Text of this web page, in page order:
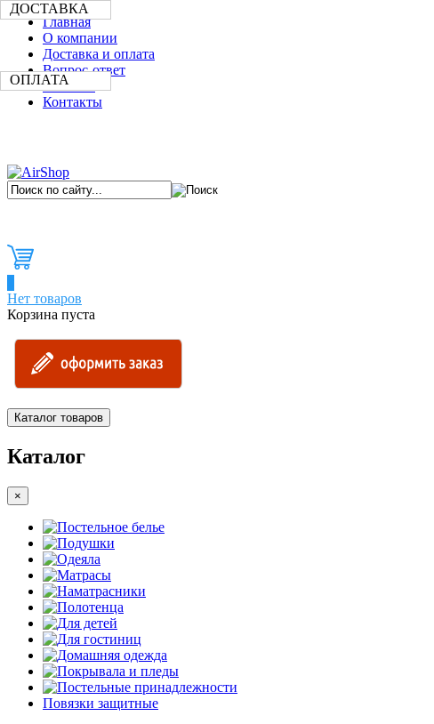
Главная
О компании
Доставка и оплата
Вопрос-ответ
Новости
Контакты
Нет товаров
Корзина пуста
Каталог товаров
Каталог
×
Постельное белье
Подушки
Одеяла
Матрасы
Наматрасники
Полотенца
Для детей
Для гостиниц
Домашняя одежда
Покрывала и пледы
Постельные принадлежности
Повязки защитные
ДОСТАВКА
ОПЛАТА